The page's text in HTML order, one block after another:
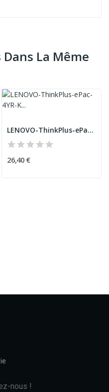
La Même
LENOVO-ThinkPlus-ePac-4YR-Keep-Your-Drive-Stack...
26,40 €
nous !